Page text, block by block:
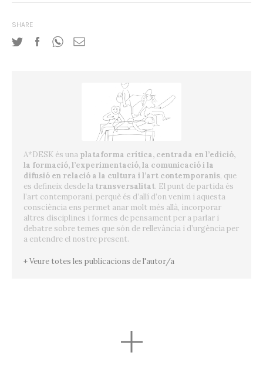
SHARE
A*DESK és una plataforma crítica, centrada en l’edició,
la formació, l’experimentació, la comunicació i la
difusió en relació a la cultura i l’art contemporanis, que
es defineix desde la transversalitat. El punt de partida és
l’art contemporani, perquè és d’allí d’on venim i aquesta
consciència ens permet anar molt més allà, incorporar
altres disciplines i formes de pensament per a parlar i
debatre sobre temes que són de rellevància i d’urgència per
a entendre el nostre present.
+ Veure totes les publicacions de l'autor/a